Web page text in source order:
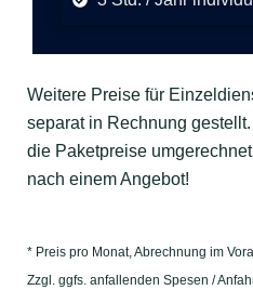
Weitere Preise für
separat in Rechnung
die Paketpreise
nach einem Angebot!
* Preis pro Monat, Abrechnung im
Zzgl. ggfs. anfallenden Spesen /